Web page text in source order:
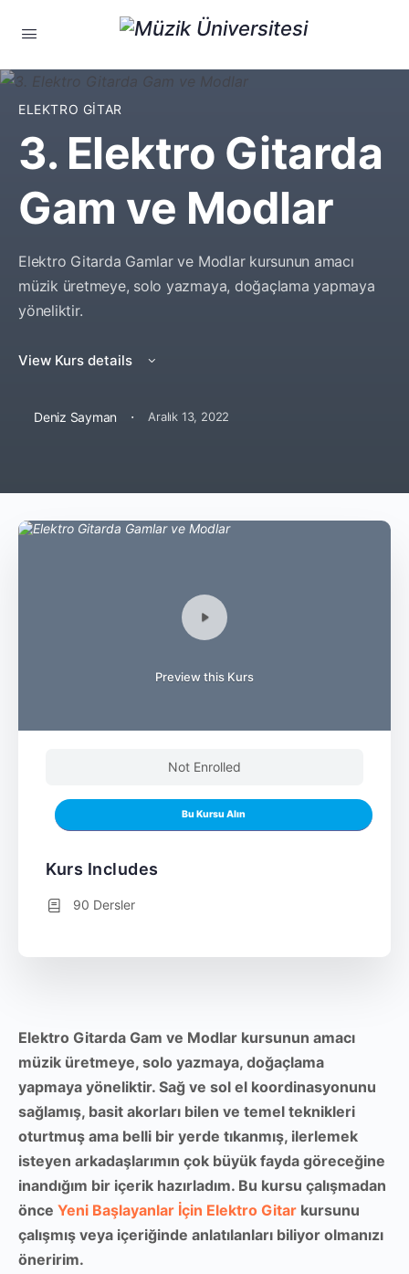
ELEKTRO GITAR
3. Elektro Gitarda
Gam ve Modlar
Elektro Gitarda Gamlar ve Modlar kursunun amacı
müzik üretmeye, solo yazmaya, doğaçlama yapmaya
yöneliktir.
View Kurs details
Deniz Sayman · Aralık 13, 2022
Elektro Gitarda Gam ve Modlar kursunun amacı
müzik üretmeye, solo yazmaya, doğaçlama
yapmaya yöneliktir. Sağ ve sol el koordinasyonunu
sağlamış, basit akorları bilen ve temel teknikleri
oturtmuş ama belli bir yerde tıkanmış, ilerlemek
isteyen arkadaşlarımın çok büyük fayda göreceğine
inandığım bir içerik hazırladım. Bu kursu çalışmadan
önce Yeni Başlayanlar İçin Elektro Gitar kursunu
çalışmış veya içeriğinde anlatılanları biliyor olmanızı
öneririm.
Preview this Kurs
Not Enrolled
Bu Kursu Alın
Kurs Includes
90 Dersler